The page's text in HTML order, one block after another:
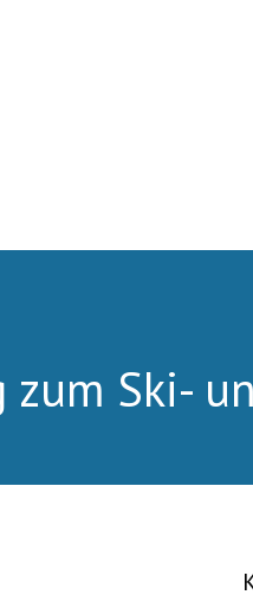
zum Ski-